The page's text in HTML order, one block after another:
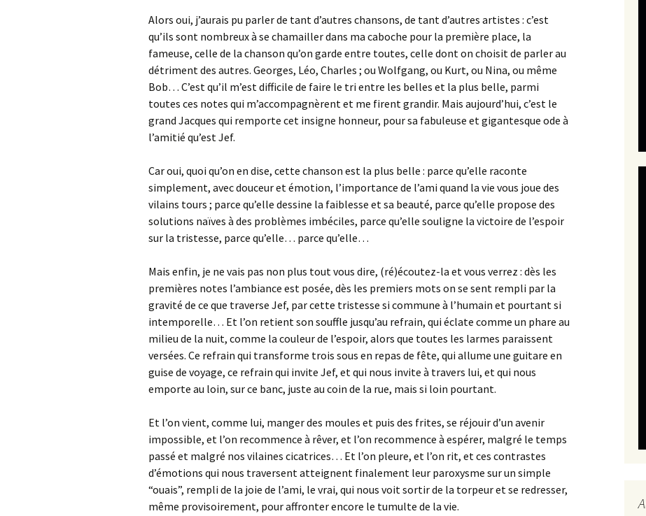
Alors oui, j’aurais pu parler de tant d’autres chansons, de tant d’autres artistes : c’est
qu’ils sont nombreux à se chamailler dans ma caboche pour la première place, la
fameuse, celle de la chanson qu’on garde entre toutes, celle dont on choisit de parler au
détriment des autres. Georges, Léo, Charles ; ou Wolfgang, ou Kurt, ou Nina, ou même
Bob… C’est qu’il m’est difficile de faire le tri entre les belles et la plus belle, parmi
toutes ces notes qui m’accompagnèrent et me firent grandir. Mais aujourd’hui, c’est le
grand Jacques qui remporte cet insigne honneur, pour sa fabuleuse et gigantesque ode à
l’amitié qu’est Jef.
Car oui, quoi qu’on en dise, cette chanson est la plus belle : parce qu’elle raconte
simplement, avec douceur et émotion, l’importance de l’ami quand la vie vous joue des
vilains tours ; parce qu’elle dessine la faiblesse et sa beauté, parce qu’elle propose des
solutions naïves à des problèmes imbéciles, parce qu’elle souligne la victoire de l’espoir
sur la tristesse, parce qu’elle… parce qu’elle…
Mais enfin, je ne vais pas non plus tout vous dire, (ré)écoutez-la et vous verrez : dès les
premières notes l’ambiance est posée, dès les premiers mots on se sent rempli par la
gravité de ce que traverse Jef, par cette tristesse si commune à l’humain et pourtant si
intemporelle… Et l’on retient son souffle jusqu’au refrain, qui éclate comme un phare au
milieu de la nuit, comme la couleur de l’espoir, alors que toutes les larmes paraissent
versées. Ce refrain qui transforme trois sous en repas de fête, qui allume une guitare en
guise de voyage, ce refrain qui invite Jef, et qui nous invite à travers lui, et qui nous
emporte au loin, sur ce banc, juste au coin de la rue, mais si loin pourtant.
Et l’on vient, comme lui, manger des moules et puis des frites, se réjouir d’un avenir
impossible, et l’on recommence à rêver, et l’on recommence à espérer, malgré le temps
passé et malgré nos vilaines cicatrices… Et l’on pleure, et l’on rit, et ces contrastes
d’émotions qui nous traversent atteignent finalement leur paroxysme sur un simple
“ouais”, rempli de la joie de l’ami, le vrai, qui nous voit sortir de la torpeur et se redresser,
même provisoirement, pour affronter encore le tumulte de la vie.